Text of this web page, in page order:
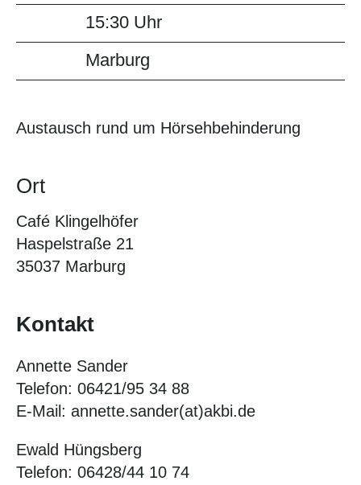
15:30 Uhr
Marburg
Austausch rund um Hörsehbehinderung
Ort
Café Klingelhöfer
Haspelstraße 21
35037 Marburg
Kontakt
Annette Sander
Telefon: 06421/95 34 88
E-Mail: annette.sander(at)akbi.de
Ewald Hüngsberg
Telefon: 06428/44 10 74